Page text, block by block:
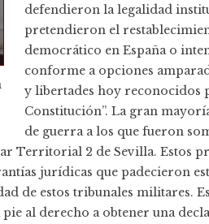
defendieron la legalidad
pretendieron el
democrático en España o
conforme a opciones
y libertades hoy reconocidos
Constitución”. La gran
de guerra a los que fueron
Territorial 2 de Sevilla. Estos
jurídicas que padecieron
de estos tribunales militares.
al derecho a obtener una